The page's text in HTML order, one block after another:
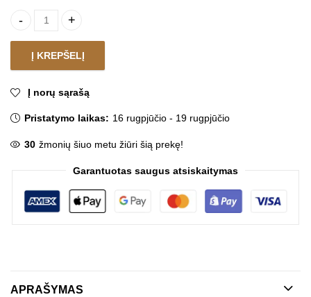
Lauko baldų komplektas ARIELLA BEIGE quantity
Į KREPŠELĮ
Į norų sąrašą
Pristatymo laikas: 16 rugpjūčio - 19 rugpjūčio
30 žmonių šiuo metu žiūri šią prekę!
Garantuotas saugus atsiskaitymas
APRAŠYMAS